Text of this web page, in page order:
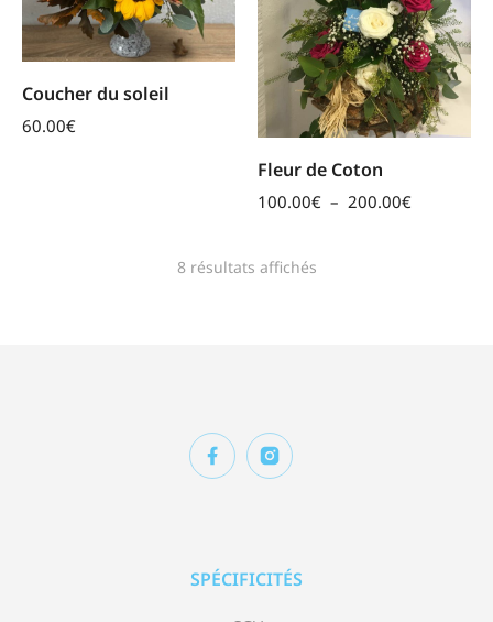
Coucher du soleil
60.00€
Fleur de Coton
100.00€ – 200.00€
8 résultats affichés
SPÉCIFICITÉS